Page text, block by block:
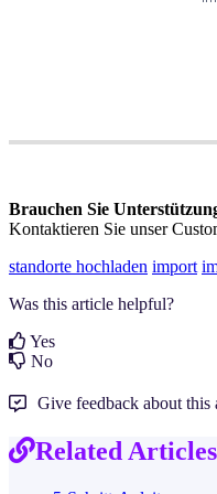
Brauchen Sie
Kontaktieren Sie unser
standorte hochladen import
Was this article helpful?
Yes
No
Give feedback about this
Related Articles